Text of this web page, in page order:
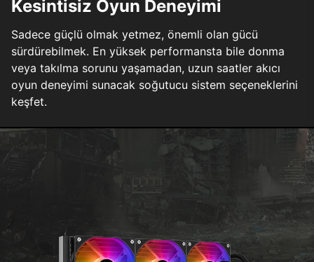
Kesintisiz Oyun Deneyimi
Sadece güçlü olmak yetmez, önemli olan gücü
sürdürebilmek. En yüksek performansta bile donma
veya takılma sorunu yaşamadan, uzun saatler akıcı
oyun deneyimi sunacak soğutucu sistem seçeneklerini
keşfet.